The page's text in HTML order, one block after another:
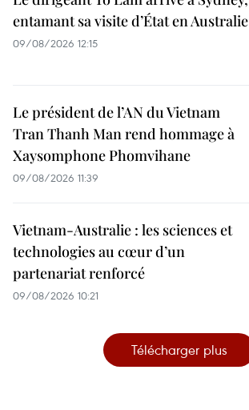
entamant sa visite d’État en Australie
09/08/2026 12:15
Le président de l’AN du Vietnam
Tran Thanh Man rend hommage à
Xaysomphone Phomvihane
09/08/2026 11:39
Vietnam-Australie : les sciences et
technologies au cœur d’un
partenariat renforcé
09/08/2026 10:21
Télécharger plus